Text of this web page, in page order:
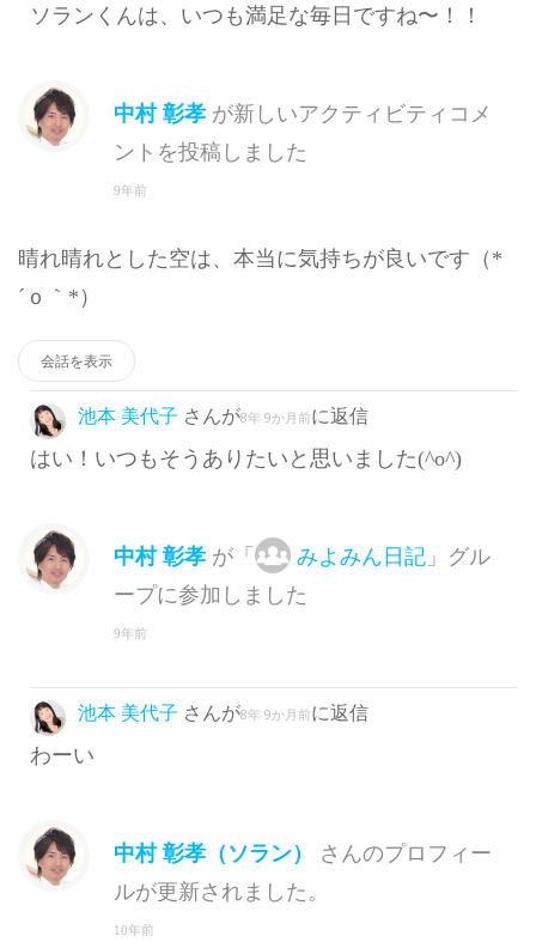
ソランくんは、いつも満足な毎日ですね〜！！
中村 彰孝 が新しいアクティビティコメ
ントを投稿しました
9年前
晴れ晴れとした空は、本当に気持ちが良いです（*
´ｏ｀*）
会話を表示
池本 美代子 さんが8年 9か月前に返信
はい！いつもそうありたいと思いました(^o^)
中村 彰孝 が「 みよみん日記 」グル
ープに参加しました
9年前
池本 美代子 さんが8年 9か月前に返信
わーい
中村 彰孝（ソラン）
さんのプロフィー
ルが更新されました。
10年前